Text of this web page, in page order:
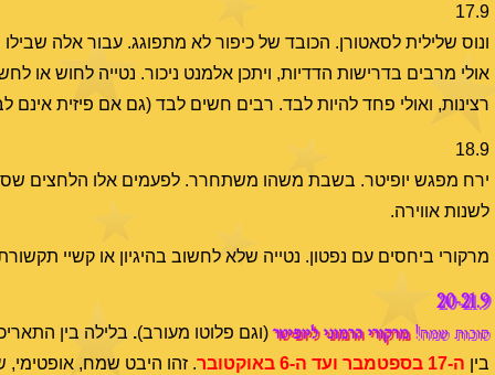
17.9
ונוס שלילית לסאטורן. הכובד של כיפור לא מתפוגג. עבור אלה
אולי מרבים בדרישות הדדיות, ויתכן אלמנט ניכור. נטייה לחוש
רצינות, ואולי פחד להיות לבד. רבים חשים לבד (גם אם פיזית אינם
18.9
ירח מפגש יופיטר. בשבת משהו משתחרר. לפעמים אלו הלחצים
לשנות אווירה.
מרקורי ביחסים עם נפטון. נטייה שלא לחשוב בהיגיון או קשיי
20-21.9
סוכות שמח!מרקורי הרמוני ליופיטר (וגם פלוטו מעורב). בלילה בין
בין ה-17 בספטמבר ועד ה-6 באוקטובר
. זהו היבט שמח,